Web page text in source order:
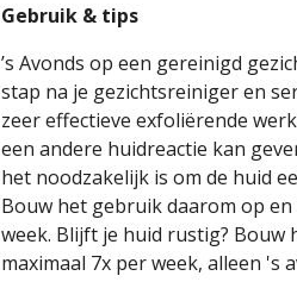
Gebruik & tips
’s Avonds op een gereinigd
stap na je gezichtsreiniger en
zeer effectieve exfoliërende
een andere huidreactie kan
het noodzakelijk is om de huid
Bouw het gebruik daarom op
week. Blijft je huid rustig? Bouw
maximaal 7x per week, alleen 's